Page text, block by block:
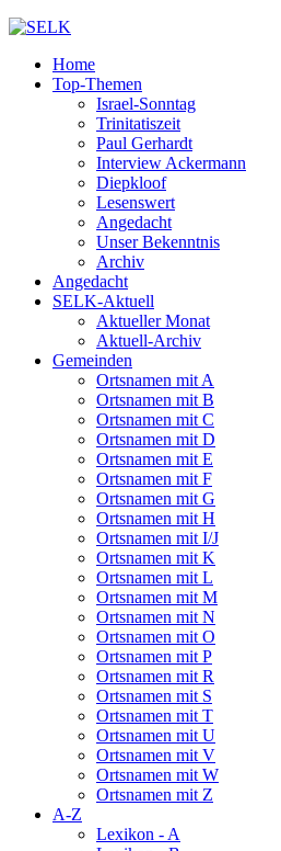
Home
Top-Themen
Israel-Sonntag
Trinitatiszeit
Paul Gerhardt
Interview Ackermann
Diepkloof
Lesenswert
Angedacht
Unser Bekenntnis
Archiv
Angedacht
SELK-Aktuell
Aktueller Monat
Aktuell-Archiv
Gemeinden
Ortsnamen mit A
Ortsnamen mit B
Ortsnamen mit C
Ortsnamen mit D
Ortsnamen mit E
Ortsnamen mit F
Ortsnamen mit G
Ortsnamen mit H
Ortsnamen mit I/J
Ortsnamen mit K
Ortsnamen mit L
Ortsnamen mit M
Ortsnamen mit N
Ortsnamen mit O
Ortsnamen mit P
Ortsnamen mit R
Ortsnamen mit S
Ortsnamen mit T
Ortsnamen mit U
Ortsnamen mit V
Ortsnamen mit W
Ortsnamen mit Z
A-Z
Lexikon - A